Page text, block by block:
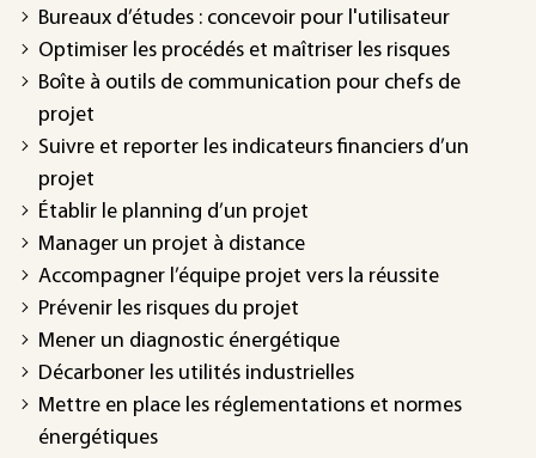
Bureaux d’études : concevoir pour l'utilisateur
Optimiser les procédés et maîtriser les risques
Boîte à outils de communication pour chefs de
projet
Suivre et reporter les indicateurs financiers d’un
projet
Établir le planning d’un projet
Manager un projet à distance
Accompagner l’équipe projet vers la réussite
Prévenir les risques du projet
Mener un diagnostic énergétique
Décarboner les utilités industrielles
Mettre en place les réglementations et normes
énergétiques